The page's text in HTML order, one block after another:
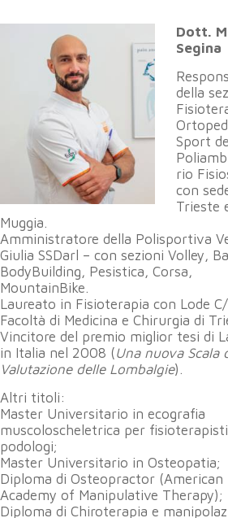
Dott.
Segina
della
Sport
rio
con
Trieste
Muggia.
Amministratore della Polisportiva
Giulia SSDarl – con sezioni Volley,
BodyBuilding, Pesistica, Corsa,
MountainBike.
Laureato in Fisioterapia con Lode
Facoltà di Medicina e Chirurgia di
Vincitore del premio miglior tesi di
in Italia nel 2008 (Una nuova Scala
Valutazione delle Lombalgie).
Altri titoli:
Master Universitario in ecografia
muscoloscheletrica per
podologi;
Master Universitario in Osteopatia;
Diploma di Osteopractor (American
Academy of Manipulative Therapy);
Diploma di Chiroterapia e